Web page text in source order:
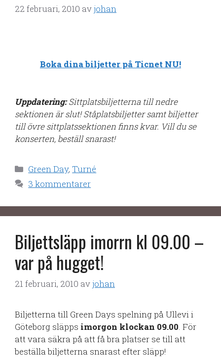
22 februari, 2010 avjohan
Boka dina biljetter på Ticnet NU!
Uppdatering:Sittplatsbiljetterna till nedre
sektionen är slut! Ståplatsbiljetter samt biljetter
till övre sittplatssektionen finns kvar. Vill du se
konserten, beställ snarast!
Kategorier
Green Day, Turné
3 kommentarer
Biljettsläpp imorrn kl 09.00 –
var på hugget!
21 februari, 2010 avjohan
Biljetterna till Green Days spelning på Ullevi i
Göteborg släpps imorgon klockan 09.00. För
att vara säkra på att få bra platser se till att
beställa biljetterna snarast efter släpp!